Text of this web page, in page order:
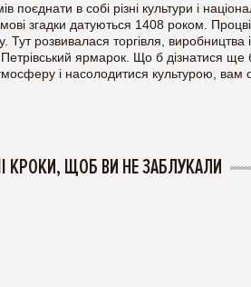
поєднати в собі різні культури і
згадки датуються 1408 роком.
Тут розвивалася торгівля, виробництва
ярмарок. Що б дізнатися ще
і насолодитися культурою, вам
КРОКИ, ЩОБ ВИ НЕ ЗАБЛУКАЛИ